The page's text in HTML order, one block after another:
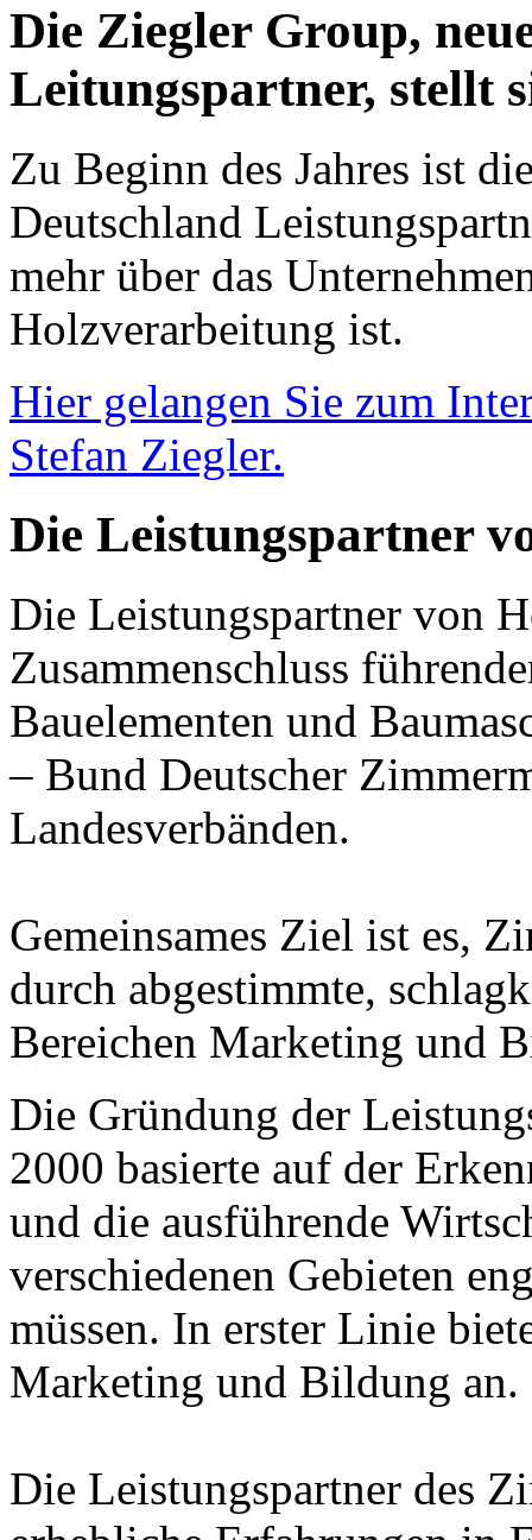
Die Ziegler Group,
Leitungspartner, stellt
Zu Beginn des Jahres ist
Deutschland
mehr über das
Holzverarbeitung ist.
Hier gelangen Sie zum
Stefan Ziegler.
Die Leistungspartner
Die Leistungspartner von
Zusammenschluss
Bauelementen und
– Bund Deutscher
Landesverbänden.
Gemeinsames Ziel ist es,
durch abgestimmte,
Bereichen Marketing und
Die Gründung der
2000 basierte auf der
und die ausführende
verschiedenen Gebieten
müssen. In erster Linie
Marketing und Bildung an.
Die Leistungspartner des